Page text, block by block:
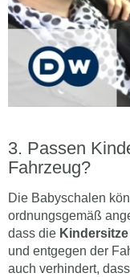
Passen
Fahrzeug?
Die Babyschalen
ordnungsgemäß
dass die
und entgegen der
auch verhindert,